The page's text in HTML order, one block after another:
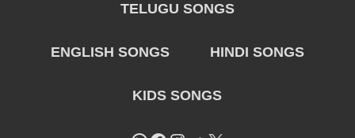
TELUGU SONGS
ENGLISH SONGS HINDI SONGS
KIDS SONGS